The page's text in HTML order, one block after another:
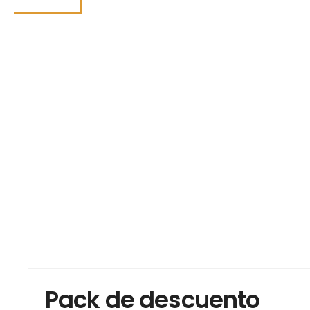
Pack de descuento